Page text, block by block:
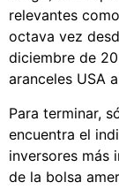
relevantes
octava vez
diciembre de
aranceles USA
Para terminar,
encuentra el
inversores más
de la bolsa